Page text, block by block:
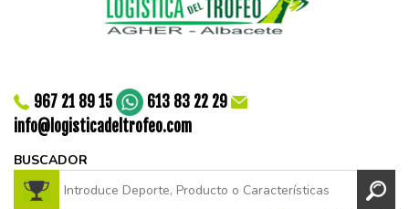
967 21 89 15
613 83 22 29
info@logisticadeltrofeo.com
BUSCADOR